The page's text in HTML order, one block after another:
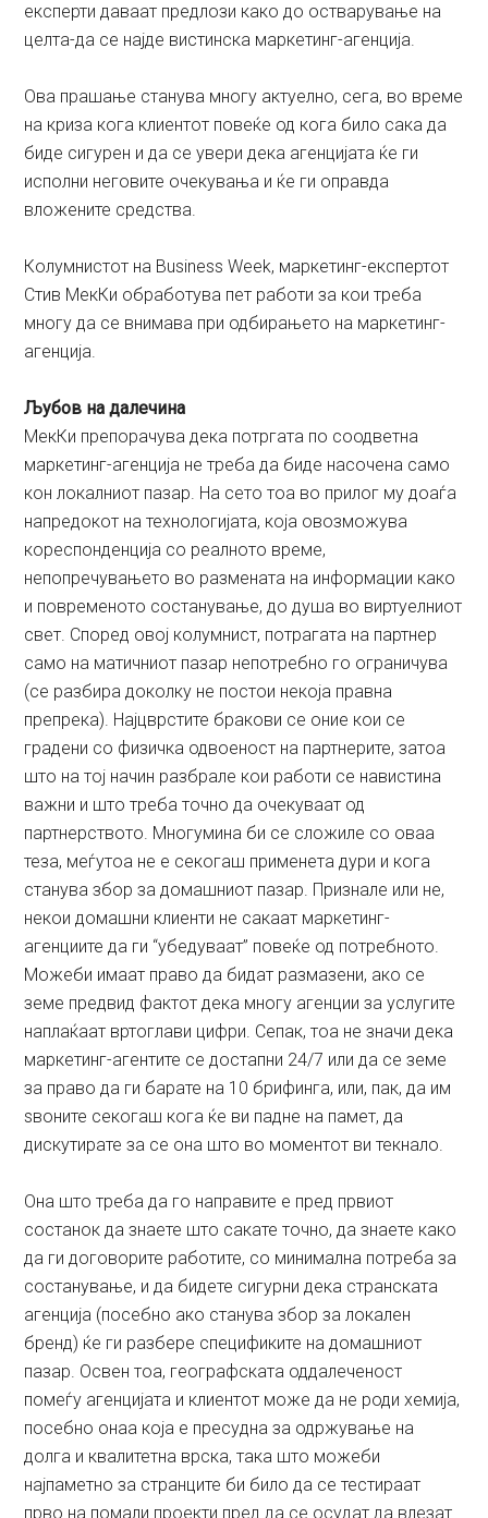
експерти даваат предлози како до остварување на
целта-да се најде вистинска маркетинг-агенција.
Ова прашање станува многу актуелно, сега, во време
на криза кога клиентот повеќе од кога било сака да
биде сигурен и да се увери дека агенцијата ќе ги
исполни неговите очекувања и ќе ги оправда
вложените средства.
Колумнистот на Business Week, маркетинг-експертот
Стив МекКи обработува пет работи за кои треба
многу да се внимава при одбирањето на маркетинг-
агенција.
Љубов на далечина
МекКи препорачува дека потргата по соодветна
маркетинг-агенција не треба да биде насочена само
кон локалниот пазар. На сето тоа во прилог му доаѓа
напредокот на технологијата, која овозможува
кореспонденција со реалното време,
непопречувањето во размената на информации како
и повременото состанување, до душа во виртуелниот
свет. Според овој колумнист, потрагата на партнер
само на матичниот пазар непотребно го ограничува
(се разбира доколку не постои некоја правна
препрека). Најцврстите бракови се оние кои се
градени со физичка одвоеност на партнерите, затоа
што на тој начин разбрале кои работи се навистина
важни и што треба точно да очекуваат од
партнерството. Многумина би се сложиле со оваа
теза, меѓутоа не е секогаш применета дури и кога
станува збор за домашниот пазар. Признале или не,
некои домашни клиенти не сакаат маркетинг-
агенциите да ги “убедуваат” повеќе од потребното.
Можеби имаат право да бидат размазени, ако се
земе предвид фактот дека многу агенции за услугите
наплаќаат вртоглави цифри. Сепак, тоа не значи дека
маркетинг-агентите се достапни 24/7 или да се земе
за право да ги барате на 10 брифинга, или, пак, да им
ѕвоните секогаш кога ќе ви падне на памет, да
дискутирате за сe она што во моментот ви текнало.
Она што треба да го направите е пред првиот
состанок да знаете што сакате точно, да знаете како
да ги договорите работите, со минимална потреба за
состанување, и да бидете сигурни дека странската
агенција (посебно ако станува збор за локален
бренд) ќе ги разбере спецификите на домашниот
пазар. Освен тоа, географската оддалеченост
помеѓу агенцијата и клиентот може да не роди хемија,
посебно онаа која е пресудна за одржување на
долга и квалитетна врска, така што можеби
најпаметно за странците би било да се тестираат
прво на помали проекти пред да се осудат да влезат